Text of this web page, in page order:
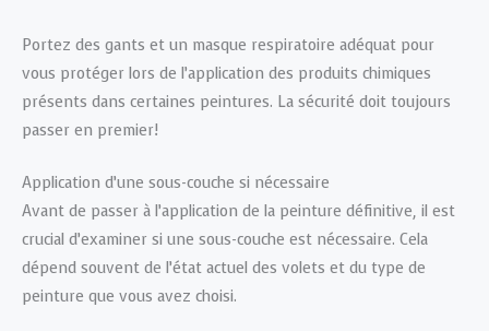
Portez des gants et un masque respiratoire adéquat pour
vous protéger lors de l’application des produits chimiques
présents dans certaines peintures. La sécurité doit toujours
passer en premier!
Application d’une sous-couche si nécessaire
Avant de passer à l’application de la peinture définitive, il est
crucial d’examiner si une sous-couche est nécessaire. Cela
dépend souvent de l’état actuel des volets et du type de
peinture que vous avez choisi.